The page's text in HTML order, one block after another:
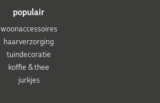
populair
woonaccessoires
haarverzorging
tuindecoratie
koffie & thee
jurkjes